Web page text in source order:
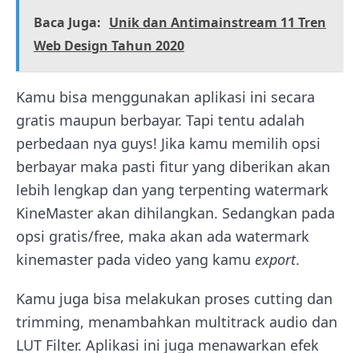
Baca Juga: Unik dan Antimainstream 11 Tren
Web Design Tahun 2020
Kamu bisa menggunakan aplikasi ini secara
gratis maupun berbayar. Tapi tentu adalah
perbedaan nya guys! Jika kamu memilih opsi
berbayar maka pasti fitur yang diberikan akan
lebih lengkap dan yang terpenting watermark
KineMaster akan dihilangkan. Sedangkan pada
opsi gratis/free, maka akan ada watermark
kinemaster pada video yang kamu export.
Kamu juga bisa melakukan proses cutting dan
trimming, menambahkan multitrack audio dan
LUT Filter. Aplikasi ini juga menawarkan efek